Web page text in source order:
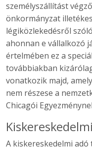
személyszállítást
önkormányzat
légiközlekedésről
ahonnan e vállalkozó
értelmében ez a
továbbiakban
vonatkozik majd,
nem részese a
Chicagói
A kiskereskedelmi